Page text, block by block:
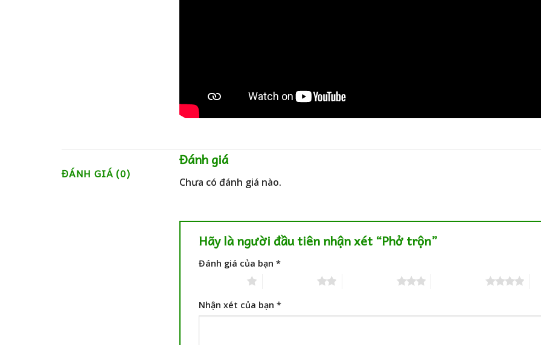
ĐÁNH GIÁ (0)
Đánh giá
Chưa có đánh giá nào.
Hãy là người đầu tiên nhận xét “Phở trộn”
Đánh giá của bạn *
Nhận xét của bạn *